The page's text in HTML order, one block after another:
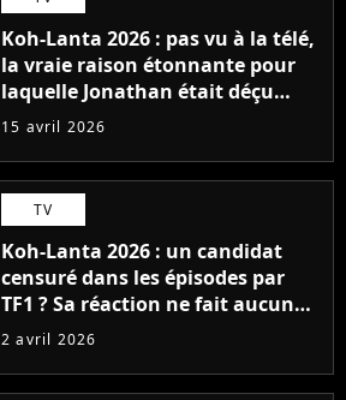
Koh-Lanta 2026 : pas vu à la télé,
la vraie raison étonnante pour
laquelle Jonathan était déçu
d'être éliminé
15 avril 2026
TV
Koh-Lanta 2026 : un candidat
censuré dans les épisodes par
TF1 ? Sa réaction ne fait aucun
doute, "On m'a tellement moins
2 avril 2026